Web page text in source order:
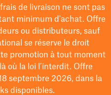
de livraison ne sont pas
minimum d'achat. Offre
ou distributeurs, sauf
se réserve le droit
promotion à tout moment
où la loi l’interdit. Offre
septembre 2026, dans la
disponibles.